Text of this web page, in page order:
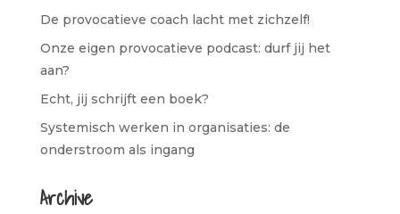
De provocatieve coach lacht met zichzelf!
Onze eigen provocatieve podcast: durf jij het
aan?
Echt, jij schrijft een boek?
Systemisch werken in organisaties: de
onderstroom als ingang
Archive